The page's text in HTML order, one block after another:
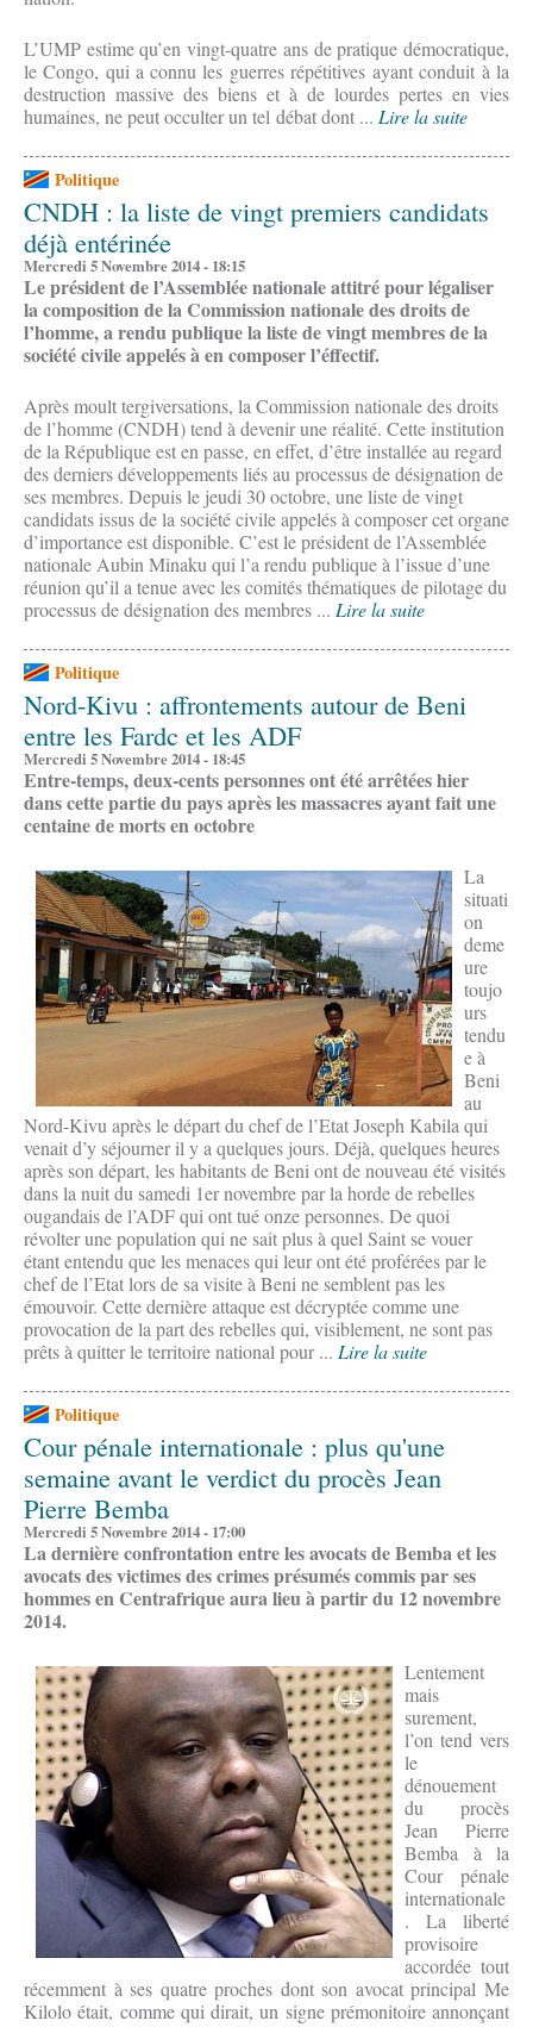
L’UMP estime qu’en vingt-quatre ans de pratique démocratique,
le Congo, qui a connu les guerres répétitives ayant conduit à la
destruction massive des biens et à de lourdes pertes en vies
humaines, ne peut occulter un tel débat dont ... Lire la suite
Politique
CNDH : la liste de vingt premiers candidats
déjà entérinée
Mercredi 5 Novembre 2014 - 18:15
Le président de l’Assemblée nationale attitré pour légaliser
la composition de la Commission nationale des droits de
l’homme, a rendu publique la liste de vingt membres de la
société civile appelés à en composer l’éffectif.
Après moult tergiversations, la Commission nationale des droits
de l’homme (CNDH) tend à devenir une réalité. Cette institution
de la République est en passe, en effet, d’être installée au regard
des derniers développements liés au processus de désignation de
ses membres. Depuis le jeudi 30 octobre, une liste de vingt
candidats issus de la société civile appelés à composer cet organe
d’importance est disponible. C’est le président de l’Assemblée
nationale Aubin Minaku qui l’a rendu publique à l’issue d’une
réunion qu’il a tenue avec les comités thématiques de pilotage du
processus de désignation des membres ... Lire la suite
Politique
Nord-Kivu : affrontements autour de Beni
entre les Fardc et les ADF
Mercredi 5 Novembre 2014 - 18:45
Entre-temps, deux-cents personnes ont été arrêtées hier
dans cette partie du pays après les massacres ayant fait une
centaine de morts en octobre
La
situati
on
deme
ure
toujo
urs
tendu
e à
Beni
au
Nord-Kivu après le départ du chef de l’Etat Joseph Kabila qui
venait d’y séjourner il y a quelques jours. Déjà, quelques heures
après son départ, les habitants de Beni ont de nouveau été visités
dans la nuit du samedi 1er novembre par la horde de rebelles
ougandais de l’ADF qui ont tué onze personnes. De quoi
révolter une population qui ne sait plus à quel Saint se vouer
étant entendu que les menaces qui leur ont été proférées par le
chef de l’Etat lors de sa visite à Beni ne semblent pas les
émouvoir. Cette dernière attaque est décryptée comme une
provocation de la part des rebelles qui, visiblement, ne sont pas
prêts à quitter le territoire national pour ... Lire la suite
Politique
Cour pénale internationale : plus qu'une
semaine avant le verdict du procès Jean
Pierre Bemba
Mercredi 5 Novembre 2014 - 17:00
La dernière confrontation entre les avocats de Bemba et les
avocats des victimes des crimes présumés commis par ses
hommes en Centrafrique aura lieu à partir du 12 novembre
2014.
Lentement
mais
surement,
l’on tend vers
le
dénouement
du procès
Jean Pierre
Bemba à la
Cour pénale
internationale
. La liberté
provisoire
accordée tout
récemment à ses quatre proches dont son avocat principal Me
Kilolo était, comme qui dirait, un signe prémonitoire annonçant